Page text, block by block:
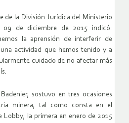
de la División Jurídica del Ministerio
09 de diciembre de 2015 indicó:
la aprensión de interferir de
actividad que hemos tenido y a
cuidado de no afectar más
sostuvo en tres ocasiones
minera, tal como consta en el
Lobby; la primera en enero de 2015